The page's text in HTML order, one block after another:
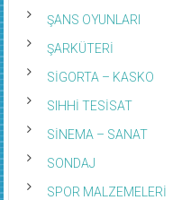
ŞANS OYUNLARI
ŞARKÜTERİ
SİGORTA – KASKO
SIHHİ TESİSAT
SİNEMA – SANAT
SONDAJ
SPOR MALZEMELERİ